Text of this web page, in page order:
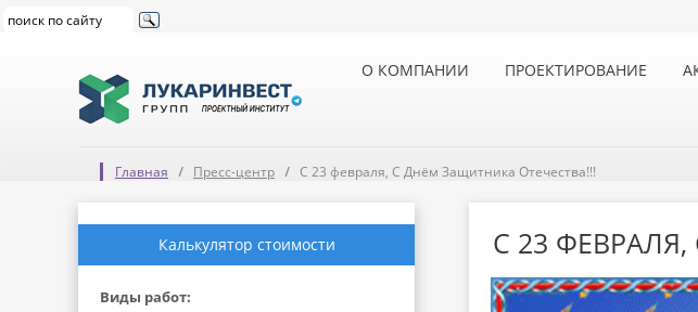
О КОМПАНИИ ПРОЕКТИРОВАНИЕ
Главная Пресс-центр С 23 февраля, С Днём Защитника Отечества!!!
Калькулятор стоимости
Виды работ:
С 23